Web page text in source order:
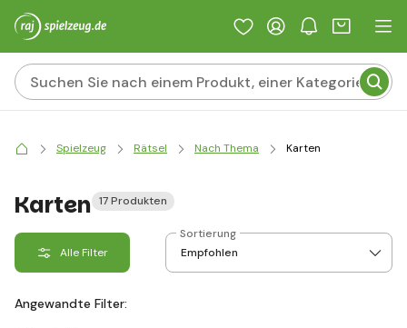
Spielzeug Rätsel Nach Thema Karten
Karten 17 Produkten
Alle Filter
Sortierung
Angewandte Filter: